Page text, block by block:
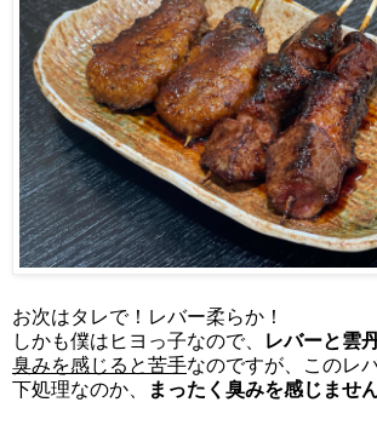
お次はタレで！レバー柔らか！
しかも僕はヒヨっ子なので、
レバーと雲
臭みを感じると苦手なのですが、このレ
下処理なのか、
まったく臭みを感じませ